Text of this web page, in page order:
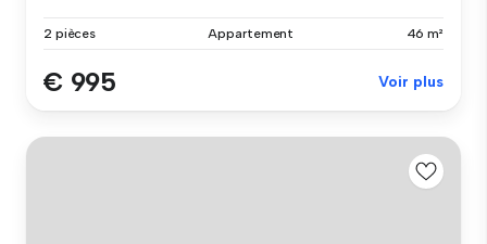
2 pièces Appartement 46 m²
€ 995 Voir plus